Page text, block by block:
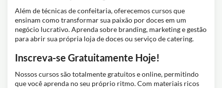
Além de técnicas de confeitaria, oferecemos cursos que
ensinam como transformar sua paixão por doces em um
negócio lucrativo. Aprenda sobre branding, marketing e gestão
para abrir sua própria loja de doces ou serviço de catering.
Inscreva-se Gratuitamente Hoje!
Nossos cursos são totalmente gratuitos e online, permitindo
que você aprenda no seu próprio ritmo. Com materiais ricos